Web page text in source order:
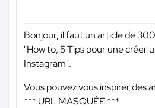
Bonjour, il faut un article de
"How to, 5 Tips pour une créer
Instagram".
Vous pouvez vous inspirer des
*** URL MASQUÉE ***